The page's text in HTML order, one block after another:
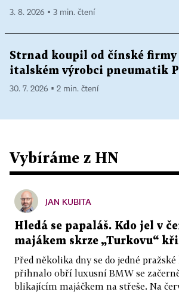
3. 8. 2026 ▪ 3 min. čtení
Strnad koupil od čínské firmy
italském výrobci pneumatik
30. 7. 2026 ▪ 2 min. čtení
Vybíráme z HN
JAN KUBITA
Hledá se papaláš. Kdo jel v
majákem skrze „Turkovu“
Před několika dny se do jedné
přihnalo obří luxusní BMW se
blikajícím majáčkem na střeše. Na